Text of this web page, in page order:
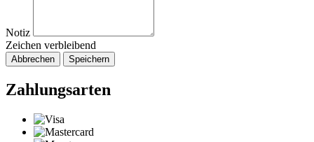
Notiz
Zeichen verbleibend
Abbrechen Speichern
Zahlungsarten